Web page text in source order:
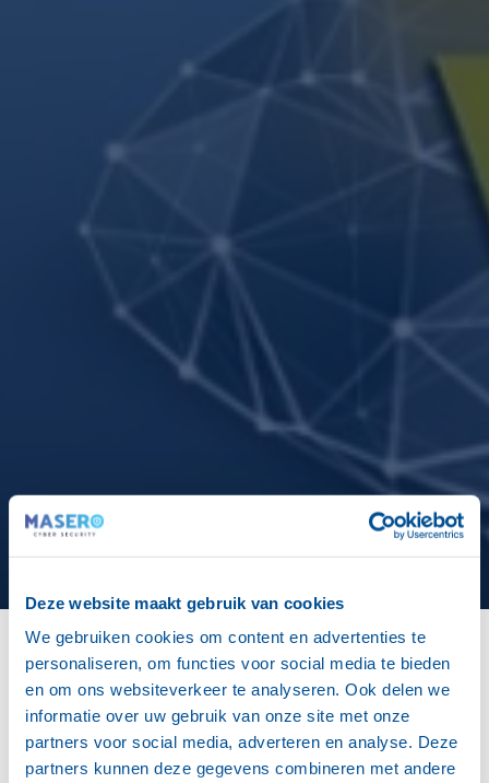
Deze website maakt gebruik van cookies
We gebruiken cookies om content en advertenties te
personaliseren, om functies voor social media te bieden
en om ons websiteverkeer te analyseren. Ook delen we
informatie over uw gebruik van onze site met onze
partners voor social media, adverteren en analyse. Deze
partners kunnen deze gegevens combineren met andere
Home»Terugblik op de BouwBeurs 2025
Gepubliceerd: 11-02-2025